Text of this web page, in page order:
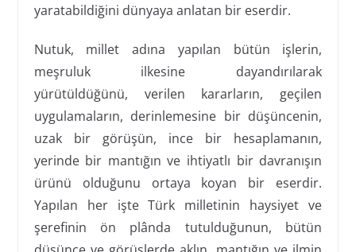
yaratabildiğini dünyaya anlatan bir eserdir.
Nutuk, millet adına yapılan bütün işlerin,
meşruluk ilkesine dayandırılarak
yürütüldüğünü, verilen kararların, geçilen
uygulamaların, derinlemesine bir düşüncenin,
uzak bir görüşün, ince bir hesaplamanın,
yerinde bir mantığın ve ihtiyatlı bir davranışın
ürünü olduğunu ortaya koyan bir eserdir.
Yapılan her işte Türk milletinin haysiyet ve
şerefinin ön plânda tutulduğunun, bütün